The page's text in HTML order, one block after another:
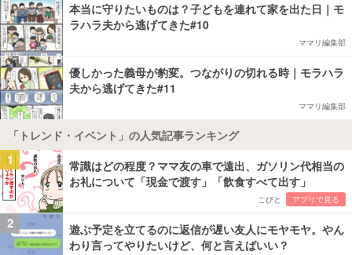
本当に守りたいものは？子どもを連れて家を出た日｜モ
ラハラ夫から逃げてきた#10
ママリ編集部
優しかった義母が豹変。つながりの切れる時｜モラハラ
夫から逃げてきた#11
ママリ編集部
「トレンド・イベント」の人気記事ランキング
1
常識はどの程度？ママ友の車で遠出、ガソリン代相当の
お礼について「現金で渡す」「飲食すべて出す」
こびと アプリで見る
2
遊ぶ予定を立てるのに返信が遅い友人にモヤモヤ。やん
わり言ってやりたいけど、何と言えばいい？